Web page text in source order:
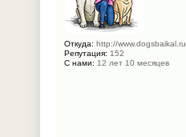
Откуда: http://www.dogsbaikal.ru
Репутация: 152
С нами: 12 лет 10 месяцев